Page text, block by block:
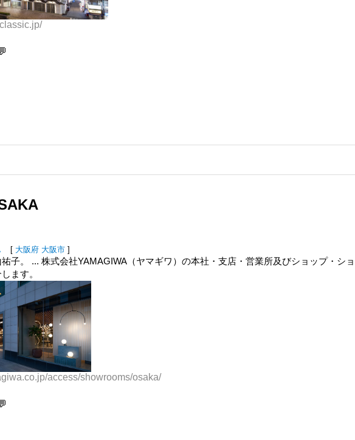
[ 大阪府 大阪市 ]
祐子。 ... 株式会社YAMAGIWA（ヤマギワ）の本社・支店・営業所及びショップ・シ
ます。
access/showrooms/osaka/